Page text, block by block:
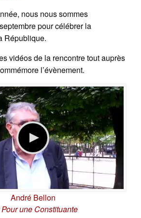
nous nous sommes
pour célébrer la
République.
vidéos de la rencontre tout auprès
l’évènement.
André Bellon
Pour une Constituante